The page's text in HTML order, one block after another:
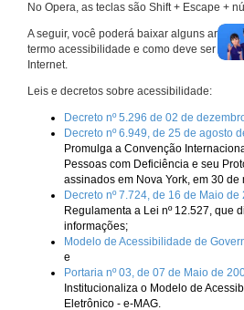
No Opera, as teclas são Shift + Escape +
A seguir, você poderá baixar alguns
termo acessibilidade e como deve ser
Internet.
Leis e decretos sobre acessibilidade:
Decreto nº 5.296 de 02 de
Decreto nº 6.949, de 25 de agosto
Promulga a Convenção
Pessoas com Deficiência e seu
assinados em Nova York, em 30 de
Decreto nº 7.724, de 16 de Maio de
Regulamenta a Lei nº 12.527, que
informações;
Modelo de Acessibilidade de
e
Portaria nº 03, de 07 de Maio de
Institucionaliza o Modelo de
Eletrônico - e-MAG.